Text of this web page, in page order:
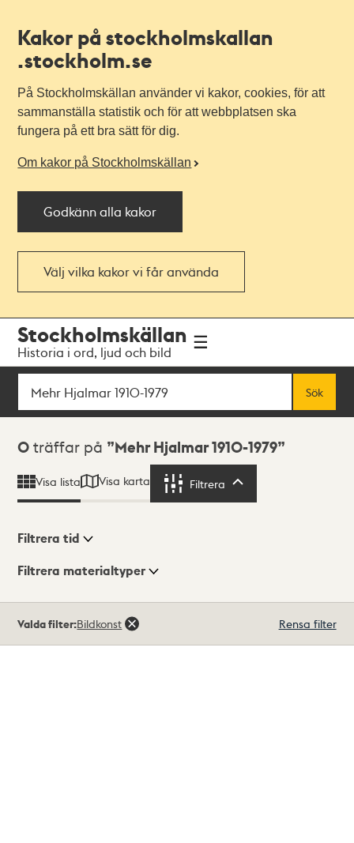
Kakor på stockholmskallan
.stockholm.se
På Stockholmskällan använder vi kakor, cookies, för att
sammanställa statistik och för att webbplatsen ska
fungera på ett bra sätt för dig.
Om kakor på Stockholmskällan
Godkänn alla kakor
Välj vilka kakor vi får använda
navigationen
huvudinnehållet
Stockholmskällan
Historia i ord, ljud och bild
Sök
Sök
Sökresultat
0 träffar på Mehr Hjalmar 1910-1979
Visa lista Visa karta Filtrera
Visningsläge
Filtrera tid
Filtrera materialtyper
träffar
Valda filter:Bildkonst Rensa filter